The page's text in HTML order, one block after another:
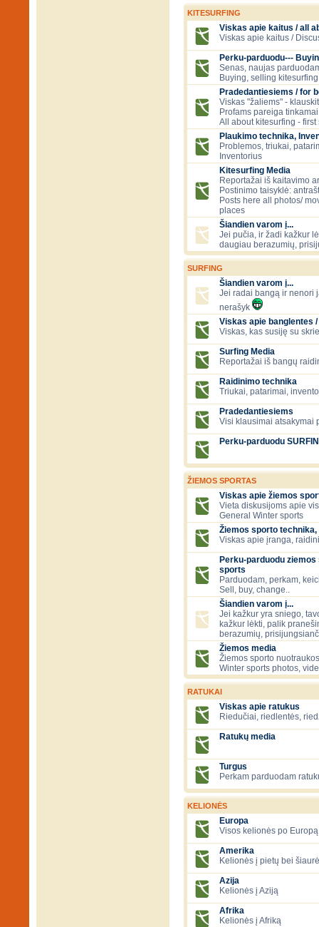
KITESURFING
Viskas apie kaitus / all
Viskas apie kaitus /
Perku-parduodu---
Senas, naujas
Buying, selling
Pradedantiesiems / for
Viskas "žaliems" -
Profams pareiga
All about kitesurfing - first
Plaukimo technika,
Problemos, triukai,
Inventorius
Kitesurfing Media
Reportažai iš kaitavimo
Postinimo taisyklė:
Posts here all photos/
places
Šiandien varom į...
Jei pučia, ir žadi kažkur
daugiau berazumių,
SURFING
Šiandien varom į...
Jei radai bangą ir nenori
nerašyk
Viskas apie banglentes
Viskas, kas susiję su
Surfing Media
Reportažai iš bangų
Raidinimo technika
Triukai, patarimai,
Pradedantiesiems
Visi klausimai atsakymai
Perku-parduodu
ŽIEMOS SPORTAS
Viskas apie žiemos
Vieta diskusijoms apie
General Winter sports
Žiemos sporto
Viskas apie įranga,
Perku-parduodu
sports
Parduodam, perkam,
Sell, buy, change..
Šiandien varom į...
Jei kažkur yra sniego,
kažkur lėkti, palik
berazumių,
Žiemos media
Žiemos sporto
Winter sports photos,
RATUKAI
Viskas apie ratukus
Riedučiai, riedlentės,
Ratukų media
Turgus
Perkam parduodam
KELIONĖS
Europa
Visos kelionės po
Amerika
Kelionės į pietų bei
Azija
Kelionės į Aziją
Afrika
Kelionės į Afriką